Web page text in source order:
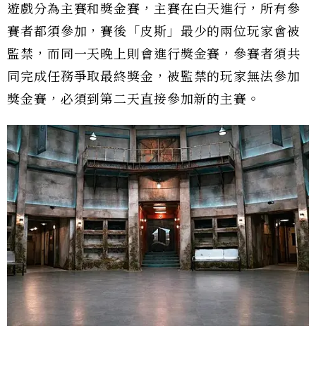
遊戲分為主賽和獎金賽，主賽在白天進行，所有參
賽者都須參加，賽後「皮斯」最少的兩位玩家會被
監禁，而同一天晚上則會進行獎金賽，參賽者須共
同完成任務爭取最終獎金，被監禁的玩家無法參加
獎金賽，必須到第二天直接參加新的主賽。